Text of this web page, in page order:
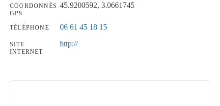
COORDONNÉS
GPS
45.9200592, 3.0661745
TÉLÉPHONE 06 61 45 18 15
SITE
INTERNET
http://